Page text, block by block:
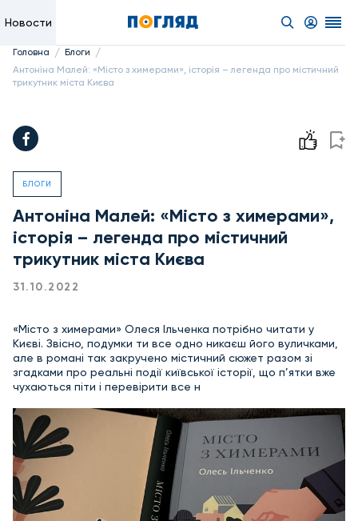
Новости
Головна / Блоги /
Антоніна Малей: «Місто з химерами», історія – легенда про містичний
трикутник міста Києва
БЛОГИ
Антоніна Малей: «Місто з химерами»,
історія – легенда про містичний
трикутник міста Києва
31.10.2022
«Місто з химерами» Олеся Ільченка потрібно читати у
Києві. Звісно, подумки ти все одно никаєш його вуличками,
але в романі так закручено містичний сюжет разом зі
згадками про реальні події київської історії, що п’ятки вже
чухаються піти і перевірити все н